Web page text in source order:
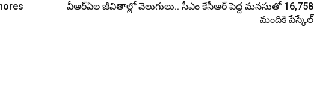
వీఆర్ఏల జీవితాల్లో వెలుగులు.. సీఎం కేసీఆర్ పెద్ద మ‌న‌సుతో 16,758
మందికి పేస్కేల్‌